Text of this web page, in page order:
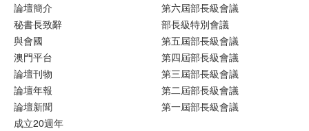
論壇簡介
秘書長致辭
與會國
澳門平台
論壇刊物
論壇年報
論壇新聞
成立20週年
第六屆部長級會議
部長級特別會議
第五屆部長級會議
第四屆部長級會議
第三屆部長級會議
第二屆部長級會議
第一屆部長級會議